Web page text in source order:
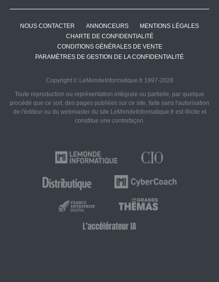
NOUS CONTACTER ANNONCEURS
MENTIONS LÉGALES
CHARTE DE CONFIDENTIALITÉ
CONDITIONS GÉNÉRALES DE VENTE
PARAMÈTRES DE GESTION DE LA CONFIDENTIALITÉ
Copyright © LeMondeInformatique.fr 1997-2026
Toute reproduction ou représentation intégrale ou partielle, par quelque
procédé que ce soit, des pages publiées sur ce site, faite sans l'autorisation
de l'éditeur ou du webmaster du site LeMondeInformatique.fr est illicite et
constitue une contrefaçon.